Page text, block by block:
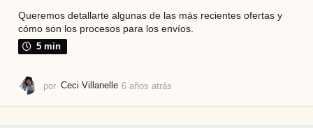
Queremos detallarte algunas de las más recientes ofertas y
cómo son los procesos para los envíos.
5 min
por Ceci Villanelle 6 años atrás